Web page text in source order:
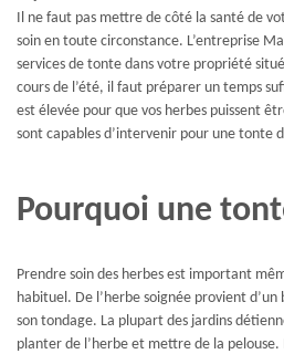
Il ne faut pas mettre de côté la santé de
soin en toute circonstance. L’entreprise
services de tonte dans votre propriété
cours de l’été, il faut préparer un temps
est élevée pour que vos herbes puissent
sont capables d’intervenir pour une tonte
Pourquoi une
Prendre soin des herbes est important
habituel. De l’herbe soignée provient
son tondage. La plupart des jardins
planter de l’herbe et mettre de la